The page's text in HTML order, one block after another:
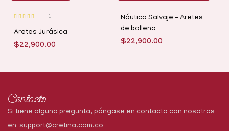
5.00de 5
1
Aretes Jurásica
$22,900.00
Náutica Salvaje – Aretes
de ballena
$22,900.00
Contacto
Si tiene alguna pregunta, póngase en contacto con nosotros
en support@cretina.com.co